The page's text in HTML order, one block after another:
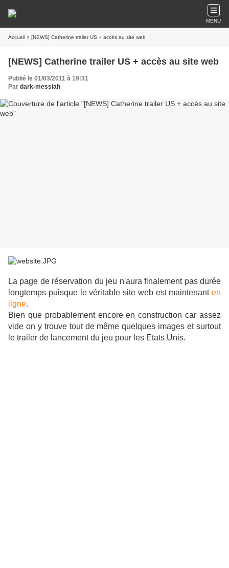
MENU
Accueil » [NEWS] Catherine trailer US + accès au site web
[NEWS] Catherine trailer US + accès au site web
Publié le 01/03/2011 à 19:31
Par dark-messiah
La page de réservation du jeu n'aura finalement pas durée
longtemps puisque le véritable site web est maintenant en
ligne.
Bien que probablement encore en construction car assez
vide on y trouve tout de même quelques images et surtout
le trailer de lancement du jeu pour les Etats Unis.